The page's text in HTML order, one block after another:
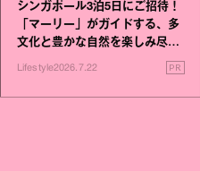
シンガポール3泊5日にご招待！
「マーリー」がガイドする、多
文化と豊かな自然を楽しみ尽く
Lifestyle2026.7.22 PR